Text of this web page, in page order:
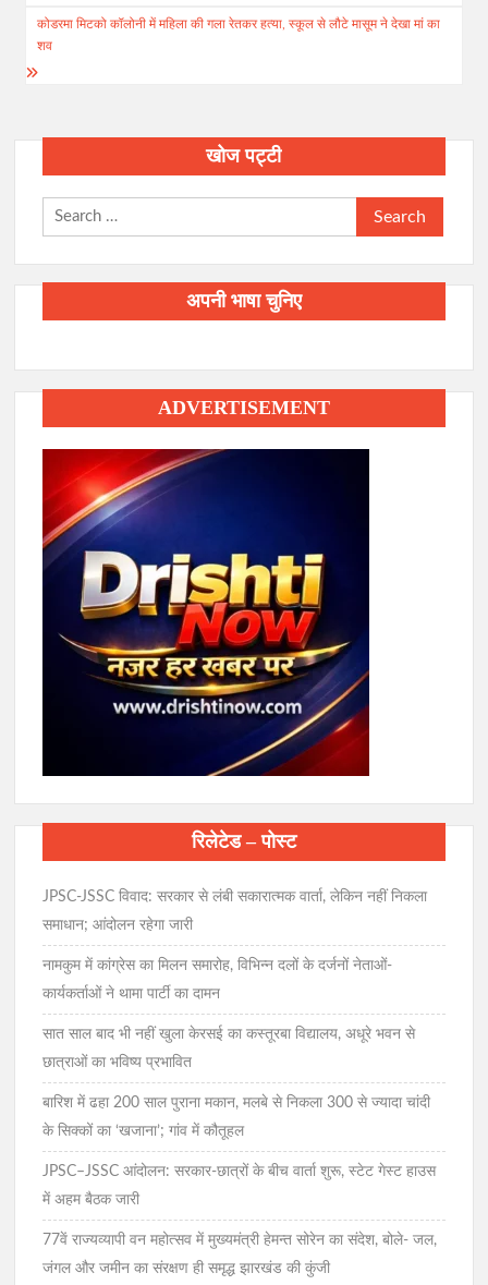
कोडरमा मिटको कॉलोनी में महिला की गला रेतकर हत्या, स्कूल से लौटे मासूम ने देखा मां का
शव
खोज पट्टी
Search
for:
अपनी भाषा चुनिए
ADVERTISEMENT
रिलेटेड – पोस्ट
JPSC-JSSC विवाद: सरकार से लंबी सकारात्मक वार्ता, लेकिन नहीं निकला
समाधान; आंदोलन रहेगा जारी
नामकुम में कांग्रेस का मिलन समारोह, विभिन्न दलों के दर्जनों नेताओं-
कार्यकर्ताओं ने थामा पार्टी का दामन
सात साल बाद भी नहीं खुला केरसई का कस्तूरबा विद्यालय, अधूरे भवन से
छात्राओं का भविष्य प्रभावित
बारिश में ढहा 200 साल पुराना मकान, मलबे से निकला 300 से ज्यादा चांदी
के सिक्कों का ‘खजाना’; गांव में कौतूहल
JPSC–JSSC आंदोलन: सरकार-छात्रों के बीच वार्ता शुरू, स्टेट गेस्ट हाउस
में अहम बैठक जारी
77वें राज्यव्यापी वन महोत्सव में मुख्यमंत्री हेमन्त सोरेन का संदेश, बोले- जल,
जंगल और जमीन का संरक्षण ही समृद्ध झारखंड की कुंजी